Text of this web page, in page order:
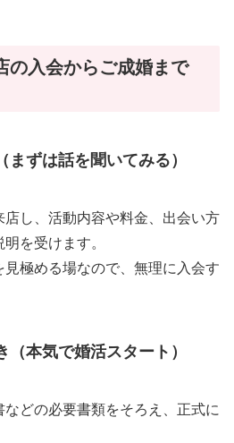
の入会からご成婚まで
ずは話を聞いてみる）
し、活動内容や料金、出会い方
を受けます。
見極める場なので、無理に入会す
本気で婚活スタート）
どの必要書類をそろえ、正式に